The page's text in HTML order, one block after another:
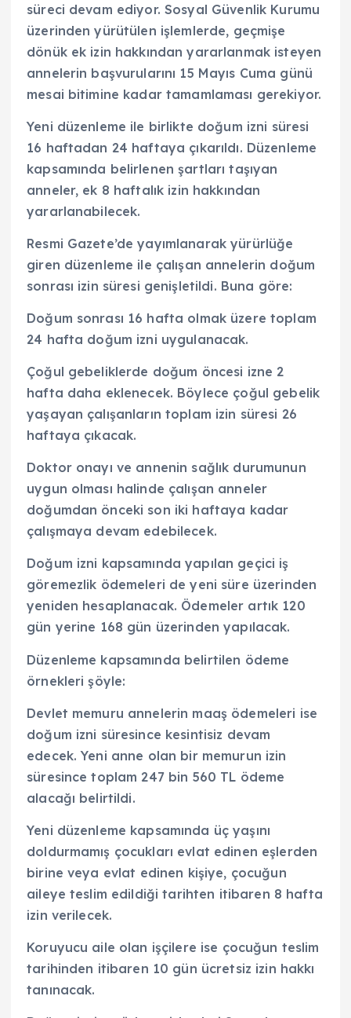
süreci devam ediyor. Sosyal Güvenlik Kurumu
üzerinden yürütülen işlemlerde, geçmişe
dönük ek izin hakkından yararlanmak isteyen
annelerin başvurularını 15 Mayıs Cuma günü
mesai bitimine kadar tamamlaması gerekiyor.
Yeni düzenleme ile birlikte doğum izni süresi
16 haftadan 24 haftaya çıkarıldı. Düzenleme
kapsamında belirlenen şartları taşıyan
anneler, ek 8 haftalık izin hakkından
yararlanabilecek.
Resmi Gazete’de yayımlanarak yürürlüğe
giren düzenleme ile çalışan annelerin doğum
sonrası izin süresi genişletildi. Buna göre:
Doğum sonrası 16 hafta olmak üzere toplam
24 hafta doğum izni uygulanacak.
Çoğul gebeliklerde doğum öncesi izne 2
hafta daha eklenecek. Böylece çoğul gebelik
yaşayan çalışanların toplam izin süresi 26
haftaya çıkacak.
Doktor onayı ve annenin sağlık durumunun
uygun olması halinde çalışan anneler
doğumdan önceki son iki haftaya kadar
çalışmaya devam edebilecek.
Doğum izni kapsamında yapılan geçici iş
göremezlik ödemeleri de yeni süre üzerinden
yeniden hesaplanacak. Ödemeler artık 120
gün yerine 168 gün üzerinden yapılacak.
Düzenleme kapsamında belirtilen ödeme
örnekleri şöyle:
Devlet memuru annelerin maaş ödemeleri ise
doğum izni süresince kesintisiz devam
edecek. Yeni anne olan bir memurun izin
süresince toplam 247 bin 560 TL ödeme
alacağı belirtildi.
Yeni düzenleme kapsamında üç yaşını
doldurmamış çocukları evlat edinen eşlerden
birine veya evlat edinen kişiye, çocuğun
aileye teslim edildiği tarihten itibaren 8 hafta
izin verilecek.
Koruyucu aile olan işçilere ise çocuğun teslim
tarihinden itibaren 10 gün ücretsiz izin hakkı
tanınacak.